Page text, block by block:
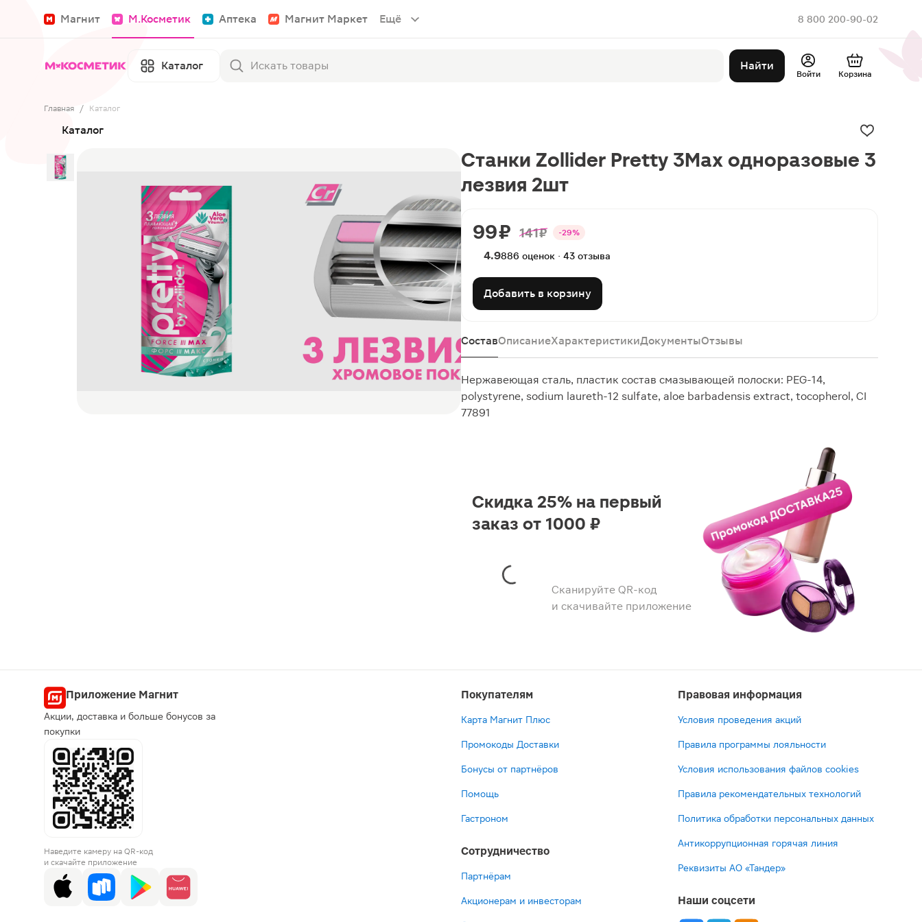
Магнит М.Косметик Аптека Магнит Маркет Ещё 8 800 200-90-02
Каталог Найти
Войти Корзина
Главная / Каталог
Каталог
Станки Zollider Pretty 3Maх одноразовые 3
лезвия 2шт
99 ₽ 141 ₽ -29%
4.9886 оценок · 43 отзыва
Добавить в корзину
СоставОписаниеХарактеристикиДокументыОтзывы
Нержавеющая сталь, пластик состав смазывающей полоски: PEG-14,
polystyrene, sodium laureth-12 sulfate, aloe barbadensis extract, tocopherol, CI
77891
Сканируйте QR-код
и скачивайте приложение
Скидка 25% на первый
заказ от 1000 ₽
Приложение Магнит
Акции, доставка и больше бонусов за
покупки
Наведите камеру на QR-код
и скачайте приложение
Покупателям
Карта Магнит Плюс
Промокоды Доставки
Бонусы от партнёров
Помощь
Гастроном
Сотрудничество
Партнёрам
Акционерам и инвесторам
Правовая информация
Условия проведения акций
Правила программы лояльности
Условия использования файлов cookies
Правила рекомендательных технологий
Политика обработки персональных данных
Антикоррупционная горячая линия
Реквизиты АО «Тандер»
Наши соцсети